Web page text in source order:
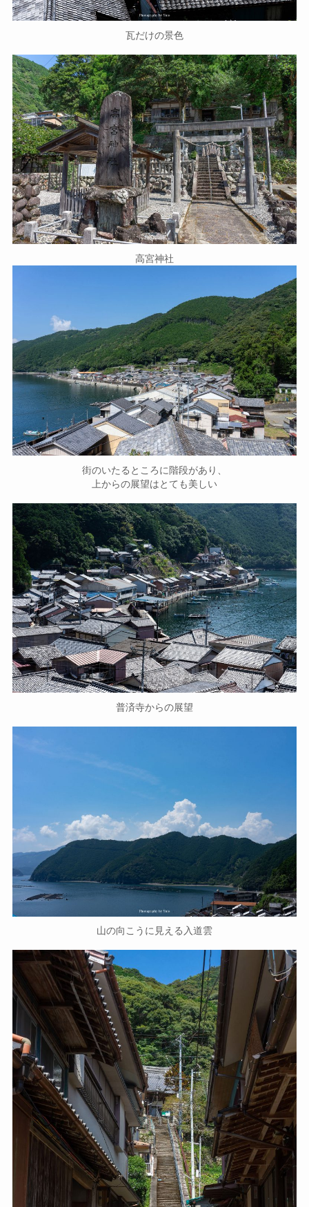
瓦だけの景色
高宮神社
街のいたるところに階段があり、
上からの展望はとても美しい
普済寺からの展望
山の向こうに見える入道雲